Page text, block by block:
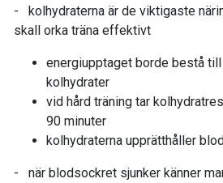
- kolhydraterna är de viktigaste
skall orka träna effektivt
energiupptaget borde bestå
kolhydrater
vid hård träning tar
90 minuter
kolhydraterna upprätthåller
- när blodsockret sjunker känner